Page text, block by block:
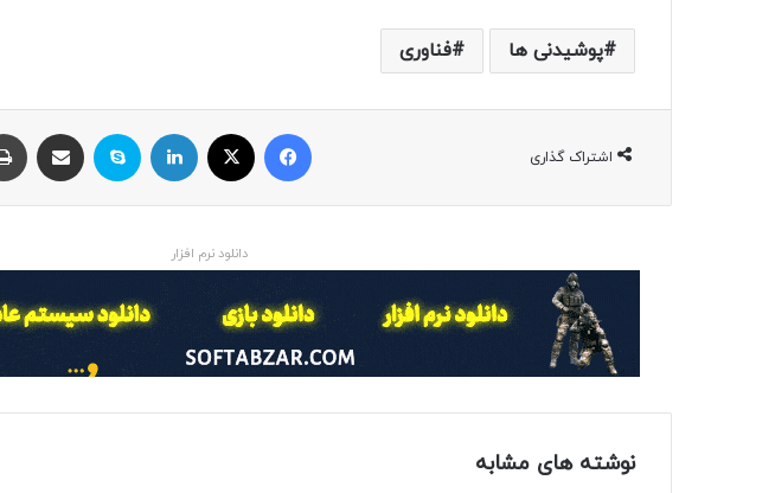
پوشیدنی ها فناوری
اشتراک گذاری
ایکس
دانلود نرم افزار
نوشته های مشابه